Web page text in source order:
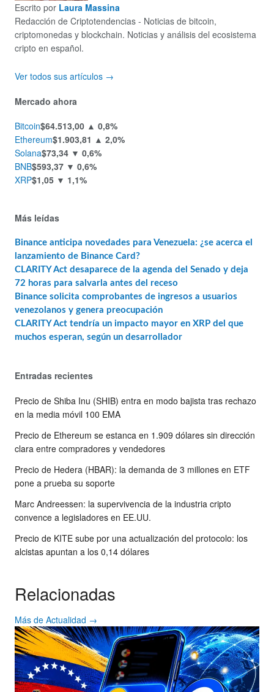
Escrito por Laura Massina
Redacción de Criptotendencias - Noticias de bitcoin,
criptomonedas y blockchain. Noticias y análisis del ecosistema
cripto en español.
Ver todos sus artículos →
Mercado ahora
Bitcoin$64.513,00 ▲ 0,8%
Ethereum$1.903,81 ▲ 2,0%
Solana$73,34 ▼ 0,6%
BNB$593,37 ▼ 0,6%
XRP$1,05 ▼ 1,1%
Más leídas
Binance anticipa novedades para Venezuela: ¿se acerca el
lanzamiento de Binance Card?
CLARITY Act desaparece de la agenda del Senado y deja
72 horas para salvarla antes del receso
Binance solicita comprobantes de ingresos a usuarios
venezolanos y genera preocupación
CLARITY Act tendría un impacto mayor en XRP del que
muchos esperan, según un desarrollador
Entradas recientes
Precio de Shiba Inu (SHIB) entra en modo bajista tras rechazo
en la media móvil 100 EMA
Precio de Ethereum se estanca en 1.909 dólares sin dirección
clara entre compradores y vendedores
Precio de Hedera (HBAR): la demanda de 3 millones en ETF
pone a prueba su soporte
Marc Andreessen: la supervivencia de la industria cripto
convence a legisladores en EE.UU.
Precio de KITE sube por una actualización del protocolo: los
alcistas apuntan a los 0,14 dólares
Relacionadas
Más de Actualidad →